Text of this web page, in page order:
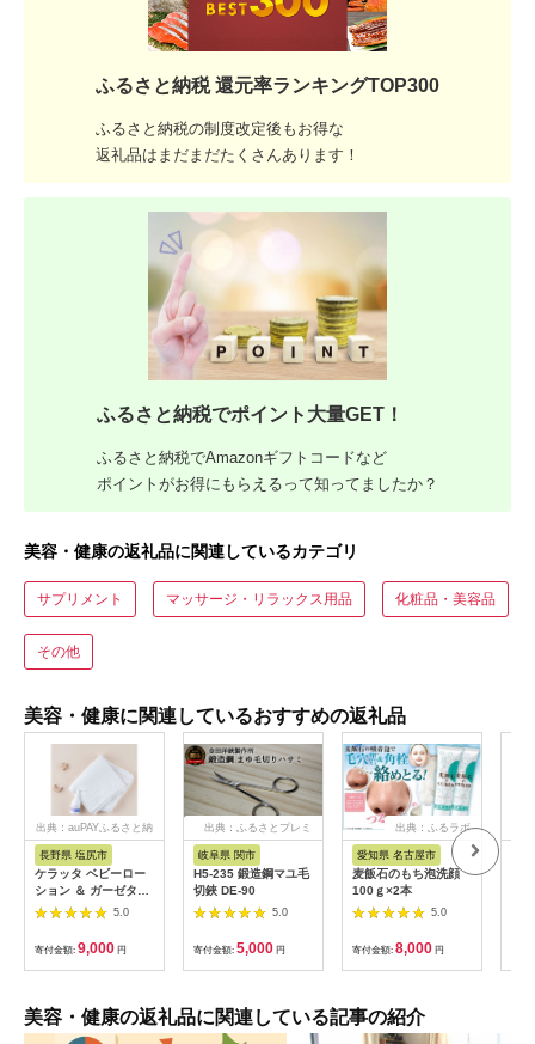
ふるさと納税 還元率ランキングTOP300
ふるさと納税の制度改定後もお得な
返礼品はまだまだたくさんあります！
ふるさと納税でポイント大量GET！
ふるさと納税でAmazonギフトコードなど
ポイントがお得にもらえるって知ってましたか？
美容・健康の返礼品に関連しているカテゴリ
サプリメント マッサージ・リラックス用品 化粧品・美容品
その他
美容・健康に関連しているおすすめの返礼品
出典：auPAYふるさと納
長野県 塩尻市
ケラッタ ベビーロー
ション ＆ ガーゼタオ
ル セット | kerata 赤
ちゃん ベビー ガーゼ
タオル マタニティ ス
キンケア バスタオル
長野県 塩尻市
5.0
寄付金額: 9,000 円
出典：ふるさとプレミ
岐阜県 関市
H5-235 鍛造鋼マユ毛
切鋏 DE-90
5.0
寄付金額: 5,000 円
出典：ふるラボ
愛知県 名古屋市
麦飯石のもち泡洗顔
100ｇ×2本
5.0
寄付金額: 8,000 円
美容・健康の返礼品に関連している記事の紹介